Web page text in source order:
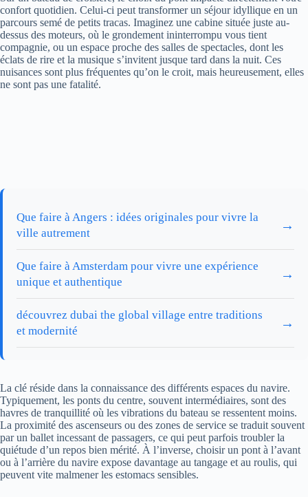
confort quotidien. Celui-ci peut transformer un séjour idyllique en un
parcours semé de petits tracas. Imaginez une cabine située juste au-
dessus des moteurs, où le grondement ininterrompu vous tient
compagnie, ou un espace proche des salles de spectacles, dont les
éclats de rire et la musique s’invitent jusque tard dans la nuit. Ces
nuisances sont plus fréquentes qu’on le croit, mais heureusement, elles
ne sont pas une fatalité.
Que faire à Angers : idées originales pour vivre la
ville autrement
→
Que faire à Amsterdam pour vivre une expérience
unique et authentique
→
découvrez dubai the global village entre traditions
et modernité
→
La clé réside dans la connaissance des différents espaces du navire.
Typiquement, les ponts du centre, souvent intermédiaires, sont des
havres de tranquillité où les vibrations du bateau se ressentent moins.
La proximité des ascenseurs ou des zones de service se traduit souvent
par un ballet incessant de passagers, ce qui peut parfois troubler la
quiétude d’un repos bien mérité. À l’inverse, choisir un pont à l’avant
ou à l’arrière du navire expose davantage au tangage et au roulis, qui
peuvent vite malmener les estomacs sensibles.